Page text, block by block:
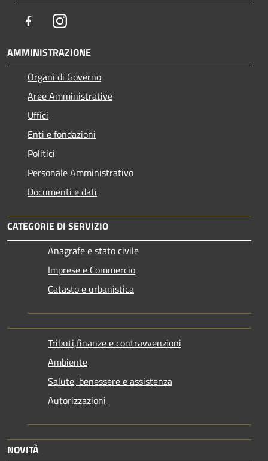
FacebookInstagram
AMMINISTRAZIONE
Organi di Governo
Aree Amministrative
Uffici
Enti e fondazioni
Politici
Personale Amministrativo
Documenti e dati
CATEGORIE DI SERVIZIO
Anagrafe e stato civile
Imprese e Commercio
Catasto e urbanistica
Tributi,finanze e contravvenzioni
Ambiente
Salute, benessere e assistenza
Autorizzazioni
NOVITÀ